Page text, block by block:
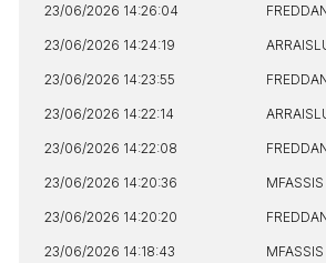
23/06/2026 14:26:04
23/06/2026 14:24:19
23/06/2026 14:23:55
23/06/2026 14:22:14
23/06/2026 14:22:08
23/06/2026 14:20:36 MFASSIS
23/06/2026 14:20:20
23/06/2026 14:18:43 MFASSIS